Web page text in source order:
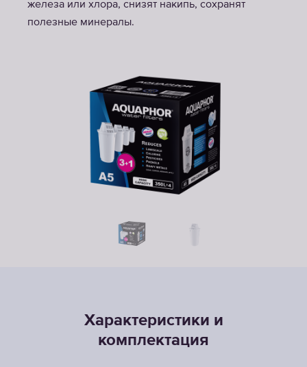
железа или хлора, снизят накипь, сохранят
полезные минералы.
Характеристики и
комплектация